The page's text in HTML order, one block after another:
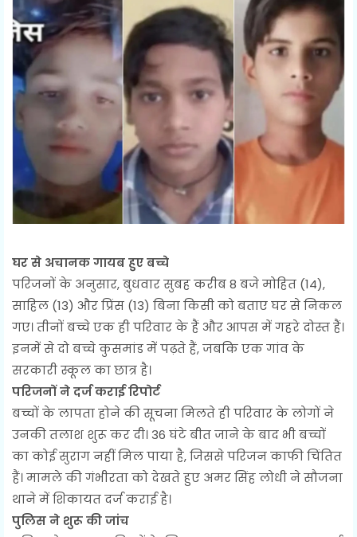
घर से अचानक गायब हुए बच्चे
परिजनों के अनुसार, बुधवार सुबह करीब 8 बजे मोहित (14),
साहिल (13) और प्रिंस (13) बिना किसी को बताए घर से निकल
गए। तीनों बच्चे एक ही परिवार के हैं और आपस में गहरे दोस्त हैं।
इनमें से दो बच्चे कुसमांड में पढ़ते हैं, जबकि एक गांव के
सरकारी स्कूल का छात्र है।
परिजनों ने दर्ज कराई रिपोर्ट
बच्चों के लापता होने की सूचना मिलते ही परिवार के लोगों ने
उनकी तलाश शुरू कर दी। 36 घंटे बीत जाने के बाद भी बच्चों
का कोई सुराग नहीं मिल पाया है, जिससे परिजन काफी चिंतित
हैं। मामले की गंभीरता को देखते हुए अमर सिंह लोधी ने सौजना
थाने में शिकायत दर्ज कराई है।
पुलिस ने शुरू की जांच